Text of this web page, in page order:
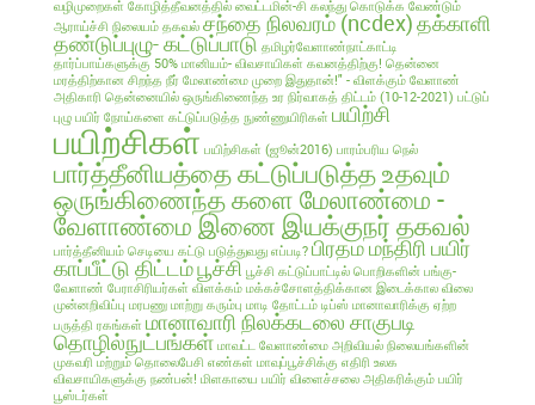
வழிமுறைகள் கோழித்தீவனத்தில் வைட்டமின்-சி கலந்து கொடுக்க வேண்டும்
ஆராய்ச்சி நிலையம் தகவல் சந்தை நிலவரம் (ncdex)தக்காளி
தண்டுப்புழு- கட்டுப்பாடு தமிழர்வேளாண்நாட்காட்டி
தார்ப்பாய்களுக்கு 50% மானியம்- விவசாயிகள் கவனத்திற்கு! தென்னை
மரத்திற்கான சிறந்த நீர் மேலாண்மை முறை இதுதான்!" - விளக்கும் வேளாண்
அதிகாரி தென்னையில் ஒருங்கிணைந்த உர நிர்வாகத் திட்டம் (10-12-2021) பட்டுப்
புழு பயிர் நோய்களை கட்டுப்படுத்த நுண்ணுயிரிகள் பயிற்சி
பயிற்சிகள் பயிற்சிகள் (ஜூன்2016) பாரம்பரிய நெல்
பார்த்தீனியத்தை கட்டுப்படுத்த உதவும்
ஒருங்கிணைந்த களை மேலாண்மை -
வேளாண்மை இணை இயக்குநர் தகவல்
பார்த்தீனியம் செடியை கட்டு படுத்துவது எப்படி? பிரதம மந்திரி பயிர்
காப்பீட்டு திட்டம்பூச்சி பூச்சி கட்டுப்பாட்டில் பொறிகளின் பங்கு-
வேளாண் பேராசிரியர்கள் விளக்கம் மக்கச்சோளத்திக்கான இடைக்கால விலை
முன்னறிவிப்பு மரபணு மாற்று கரும்பு மாடி தோட்டம் டிப்ஸ் மானாவாரிக்கு ஏற்ற
பருத்தி ரகங்கள் மானாவாரி நிலக்கடலை சாகுபடி
தொழில்நுட்பங்கள் மாவட்ட வேளாண்மை அறிவியல் நிலையங்களின்
முகவரி மற்றும் தொலைபேசி எண்கள் மாவுப்பூச்சிக்கு எதிரி உலக
விவசாயிகளுக்கு நண்பன்! மிளகாயை பயிர் விளைச்சலை அதிகரிக்கும் பயிர்
பூஸ்டர்கள்